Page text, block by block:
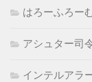
はろーふろー
アシュター司
インテルアラ